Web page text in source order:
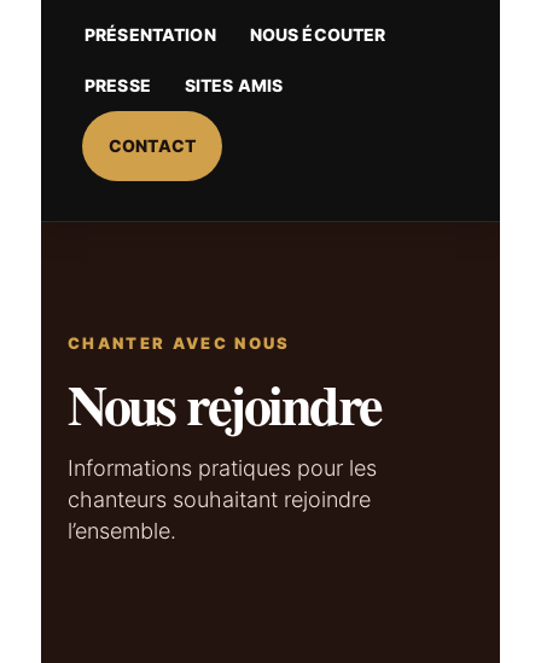
PRÉSENTATION NOUS ÉCOUTER
PRESSE SITES AMIS
CONTACT
CHANTER AVEC NOUS
Nous rejoindre
Informations pratiques pour les
chanteurs souhaitant rejoindre
l’ensemble.